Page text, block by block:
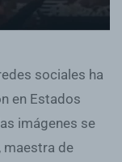
sociales ha
en Estados
imágenes se
maestra de